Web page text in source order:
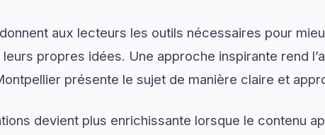
aux lecteurs les outils nécessaires pour
propres idées. Une approche inspirante rend
présente le sujet de manière claire et
devient plus enrichissante lorsque le contenu